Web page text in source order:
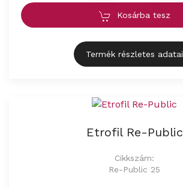
Kosárba tesz
Termék részletes adatai
Etrofil Re-Public
Cikkszám:
Re-Public 25